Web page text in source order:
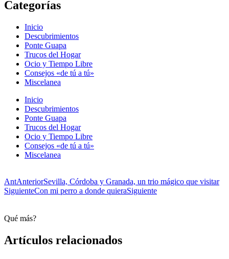
Categorías
Inicio
Descubrimientos
Ponte Guapa
Trucos del Hogar
Ocio y Tiempo Libre
Consejos «de tú a tú»
Miscelanea
Inicio
Descubrimientos
Ponte Guapa
Trucos del Hogar
Ocio y Tiempo Libre
Consejos «de tú a tú»
Miscelanea
AntAnteriorSevilla, Córdoba y Granada, un trio mágico que visitar
SiguienteCon mi perro a donde quieraSiguiente
Qué más?
Artículos relacionados